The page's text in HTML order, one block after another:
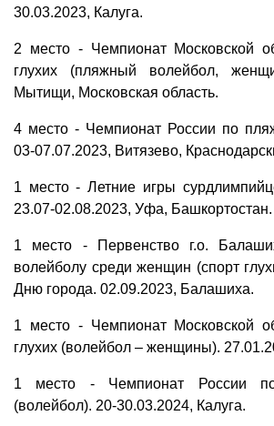
30.03.2023, Калуга.
2 место - Чемпионат Московской
глухих (пляжный волейбол,
Мытищи, Московская область.
4 место - Чемпионат России по
03-07.07.2023, Витязево,
1 место - Летние игры
23.07-02.08.2023, Уфа, Башкортостан.
1 место - Первенство г.о.
волейболу среди женщин (спорт
Дню города. 02.09.2023, Балашиха.
1 место - Чемпионат Московской
глухих (волейбол – женщины).
1 место - Чемпионат России по
(волейбол). 20-30.03.2024, Калуга.